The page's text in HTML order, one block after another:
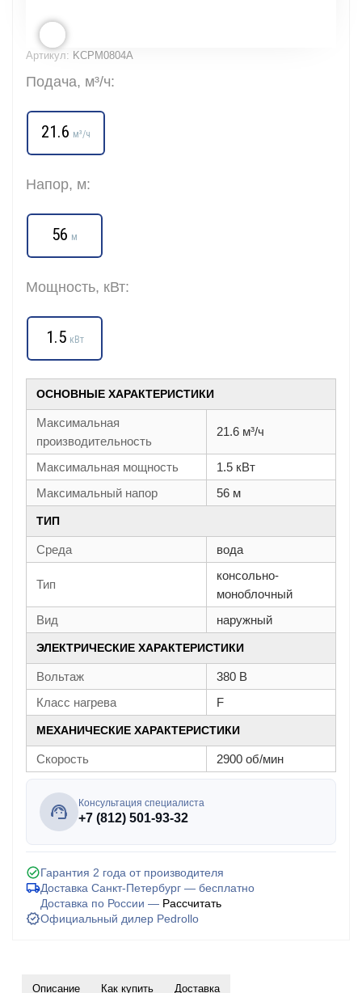
Артикул: KCPM0804A
Подача, м³/ч:
21.6 м³/ч
Напор, м:
56 м
Мощность, кВт:
1.5 кВт
ОСНОВНЫЕ ХАРАКТЕРИСТИКИ
Максимальная
производительность
21.6 м³/ч
Максимальная мощность
1.5 кВт
Максимальный напор
56 м
ТИП
Среда вода
Тип
консольно-
моноблочный
Вид
наружный
ЭЛЕКТРИЧЕСКИЕ ХАРАКТЕРИСТИКИ
Вольтаж
380 В
Класс нагрева
F
МЕХАНИЧЕСКИЕ ХАРАКТЕРИСТИКИ
Скорость 2900 об/мин
Консультация специалиста
+7 (812) 501-93-32
Гарантия 2 года от производителя
Доставка Санкт-Петербург — бесплатно
Доставка по России — Рассчитать
Официальный дилер Pedrollo
Описание Как купить Доставка